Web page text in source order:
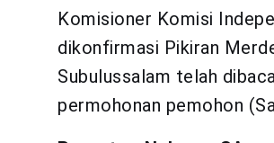
Komisioner Komisi
dikonfirmasi Pikiran
Subulussalam telah
permohonan pemohon